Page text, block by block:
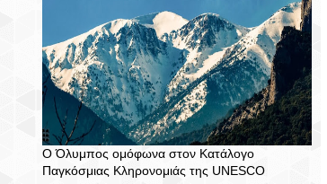
Ο Όλυμπος ομόφωνα στον Κατάλογο
Παγκόσμιας Κληρονομιάς της UNESCO